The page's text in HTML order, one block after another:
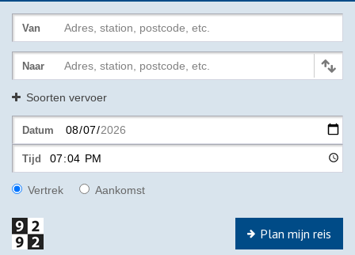
Van Adres, station, postcode, etc.
Naar Adres, station, postcode, etc.
Soorten vervoer
Datum
Tijd
Vertrek Aankomst
Plan mijn reis